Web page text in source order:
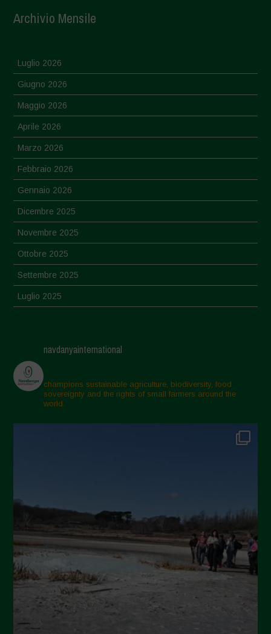
Archivio Mensile
Luglio 2026
Giugno 2026
Maggio 2026
Aprile 2026
Marzo 2026
Febbraio 2026
Gennaio 2026
Dicembre 2025
Novembre 2025
Ottobre 2025
Settembre 2025
Luglio 2025
Aprile 2025
Marzo 2025
Febbraio 2025
Gennaio 2025
Settembre 2024
Luglio 2024
Maggio 2024
Aprile 2024
Marzo 2024
Febbraio 2024
navdanyainternational
champions sustainable agriculture, biodiversity, food
sovereignty and the rights of small farmers around the
world.